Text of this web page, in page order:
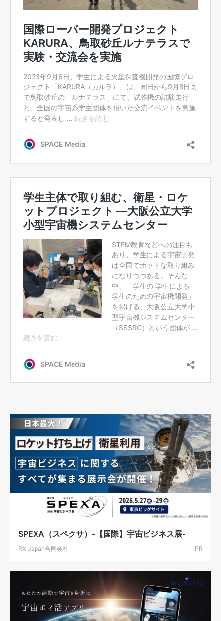
SPEXA（スペクサ）-【国際】宇宙ビジネス展-
RX Japan合同会社 PR